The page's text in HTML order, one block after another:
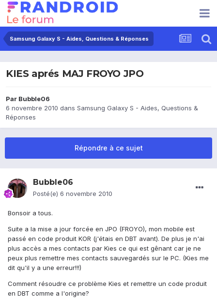
Samsung Galaxy S - Aides, Questions & Réponses
KIES aprés MAJ FROYO JPO
Par Bubble06
6 novembre 2010 dans Samsung Galaxy S - Aides, Questions &
Réponses
Répondre à ce sujet
Bubble06
Posté(e) 6 novembre 2010
Bonsoir a tous.
Suite a la mise a jour forcée en JPO (FROYO), mon mobile est
passé en code produit KOR (j'étais en DBT avant). De plus je n'ai
plus accès a mes contacts par Kies ce qui est gênant car je ne
peux plus remettre mes contacts sauvegardés sur le PC. (Kies me
dit qu'il y a une erreur!!!)
Comment résoudre ce problème Kies et remettre un code produit
en DBT comme a l'origine?